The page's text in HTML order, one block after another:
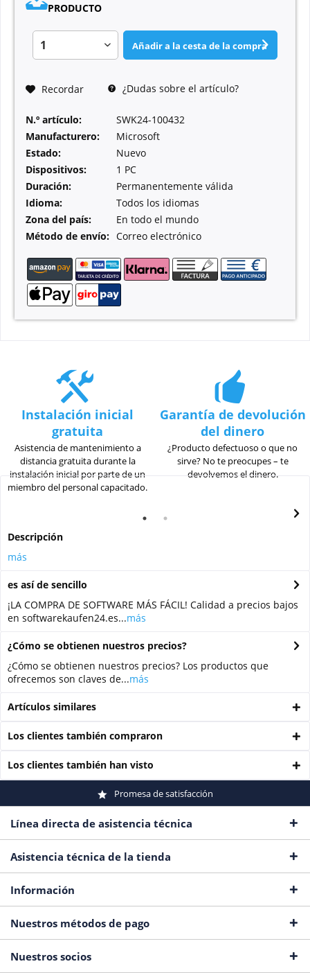
PRODUCTO
Añadir a la cesta de la compra
Recordar ¿Dudas sobre el artículo?
N.º artículo:
SWK24-100432
Manufacturero:
Microsoft
Estado:
Nuevo
Dispositivos:
1 PC
Duración:
Permanentemente válida
Idioma:
Todos los idiomas
Zona del país:
En todo el mundo
Método de envío: Correo electrónico
Instalación inicial
gratuita
Asistencia de mantenimiento a
distancia gratuita durante la
instalación inicial por parte de un
miembro del personal capacitado.
Garantía de devolución
del dinero
¿Producto defectuoso o que no
sirve? No te preocupes – te
devolvemos el dinero.
Descripción
más
es así de sencillo
¡LA COMPRA DE SOFTWARE MÁS FÁCIL! Calidad a precios bajos
en softwarekaufen24.es...más
¿Cómo se obtienen nuestros precios?
¿Cómo se obtienen nuestros precios? Los productos que
ofrecemos son claves de...más
Artículos similares
Los clientes también compraron
Los clientes también han visto
Promesa de satisfacción
Línea directa de asistencia técnica
Asistencia técnica de la tienda
Información
Nuestros métodos de pago
Nuestros socios